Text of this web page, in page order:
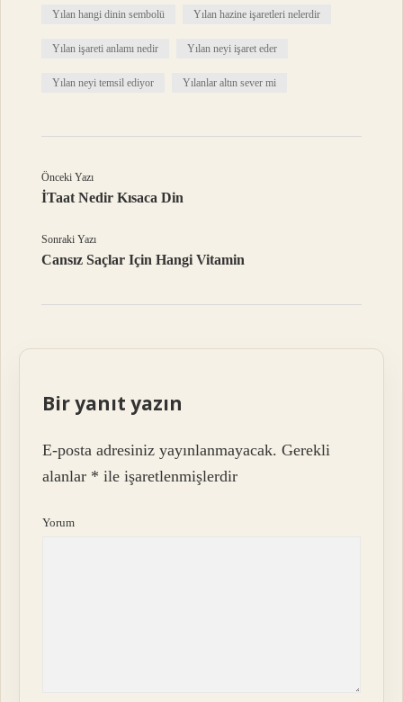
Yılan hangi dinin sembolü Yılan hazine işaretleri nelerdir
Yılan işareti anlamı nedir Yılan neyi işaret eder
Yılan neyi temsil ediyor Yılanlar altın sever mi
Önceki Yazı
İTaat Nedir Kısaca Din
Sonraki Yazı
Cansız Saçlar Için Hangi Vitamin
Bir yanıt yazın
E-posta adresiniz yayınlanmayacak. Gerekli
alanlar * ile işaretlenmişlerdir
Yorum